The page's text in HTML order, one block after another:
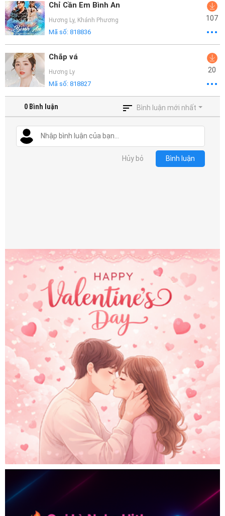
Chỉ Cần Em Bình An
Hương Ly, Khánh Phương
Mã số: 818836
107
Chắp vá
Hương Ly
Mã số: 818827
20
0 Bình luận Bình luận mới nhất
Hủy bỏ Bình luận